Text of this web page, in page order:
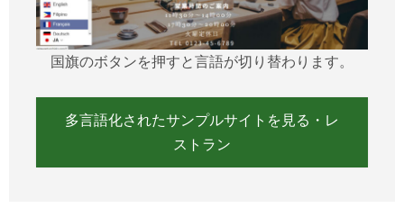
国旗のボタンを押すと言語が切り替わります。
多言語化されたサンプルサイトを見る・レ
ストラン